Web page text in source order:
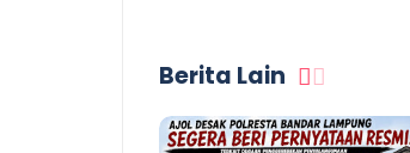
Berita Lain